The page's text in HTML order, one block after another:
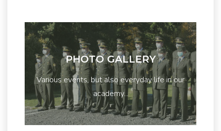
PHOTO GALLERY
Various events, but also everyday life in our
academy...